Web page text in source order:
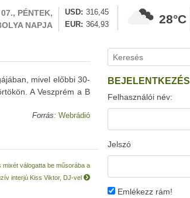
PÉNTEK,
NAPJA
USD
316,45
EUR
364,93 28°C
mivel előbbi 30-
A Veszprém a B
Forrás: Webrádió
válogatta be műsorába a
interjú Kiss Viktor, DJ-vel
BEJELENTKEZÉS
Felhasználói név:
Jelszó
Emlékezz rám!